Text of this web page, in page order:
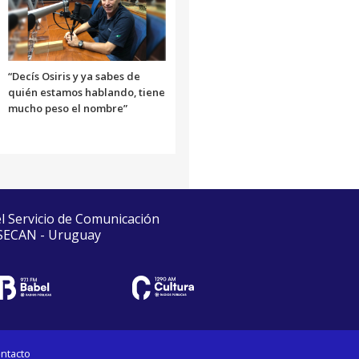
“Decís Osiris y ya sabes de
quién estamos hablando, tiene
mucho peso el nombre”
de Comunicación
- Uruguay